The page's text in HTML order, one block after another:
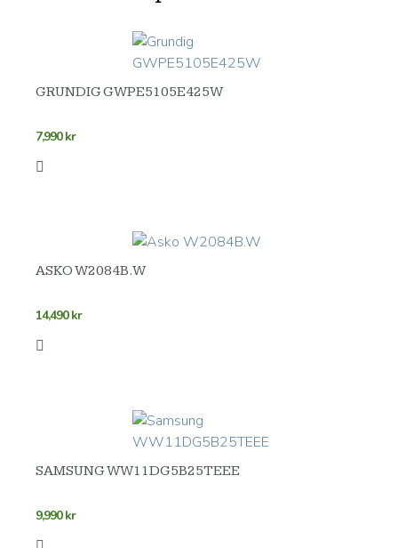
GRUNDIG GWPE5105E425W
7,990kr
ASKO W2084B.W
14,490kr
SAMSUNG WW11DG5B25TEEE
9,990kr